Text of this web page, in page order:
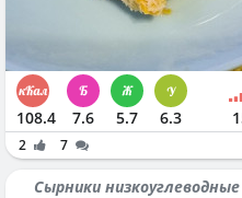
108.4 7.6 5.7 6.3
2 7
Сырники низкоуглеводные